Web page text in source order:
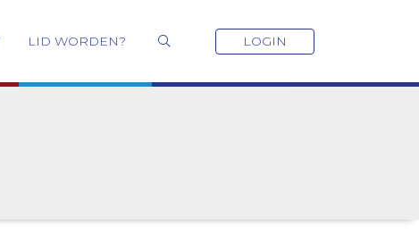
LID WORDEN? LOGIN